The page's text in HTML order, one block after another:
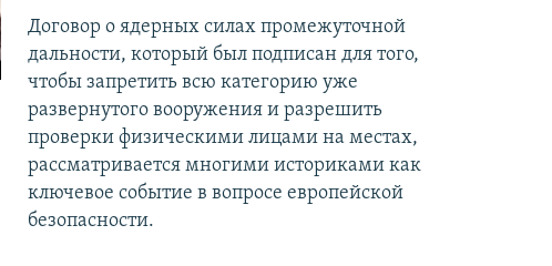
Договор о ядерных силах промежуточной
дальности, который был подписан для того,
чтобы запретить всю категорию уже
развернутого вооружения и разрешить
проверки физическими лицами на местах,
рассматривается многими историками как
ключевое событие в вопросе европейской
безопасности.